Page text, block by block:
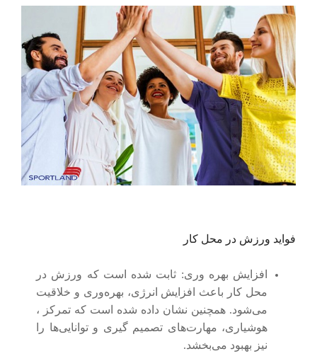
فواید ورزش در محل کار
افزایش بهره وری: ثابت شده است که ورزش در
محل کار باعث افزایش انرژی، بهره‌وری و خلاقیت
می‌شود. همچنین نشان داده شده است که تمرکز ،
هوشیاری، مهارتهای تصمیم گیری و توانایی‌ها را
نیز بهبود میبخشد.